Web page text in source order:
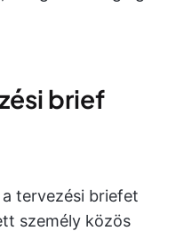
brief
tervezési briefet
személy közös